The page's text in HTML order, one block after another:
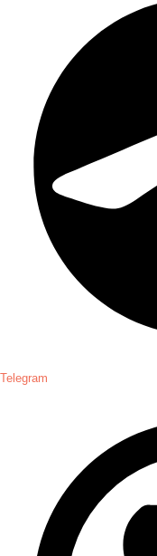
Telegram